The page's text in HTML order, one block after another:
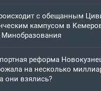
с обещанным
кампусом в
Минобразования
реформа
на несколько
они взялись?